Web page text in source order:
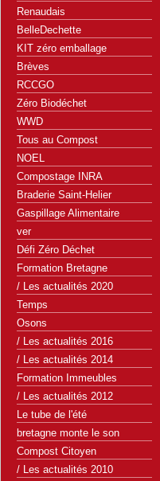
Renaudais
BelleDechette
KIT zéro emballage
Brèves
RCCGO
Zéro Biodéchet
WWD
Tous au Compost
NOEL
Compostage INRA
Braderie Saint-Helier
Gaspillage Alimentaire
ver
Défi Zéro Déchet
Formation Bretagne
/ Les actualités 2020
Temps
Osons
/ Les actualités 2016
/ Les actualités 2014
Formation Immeubles
/ Les actualités 2012
Le tube de l'été
bretagne monte le son
Compost Citoyen
/ Les actualités 2010